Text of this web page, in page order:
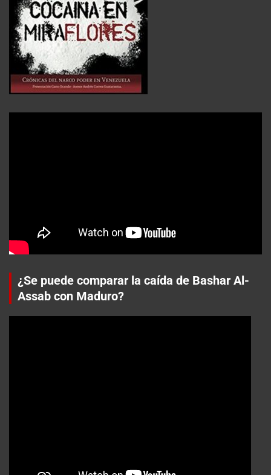
¿Se puede comparar la caída de Bashar Al-
Assab con Maduro?